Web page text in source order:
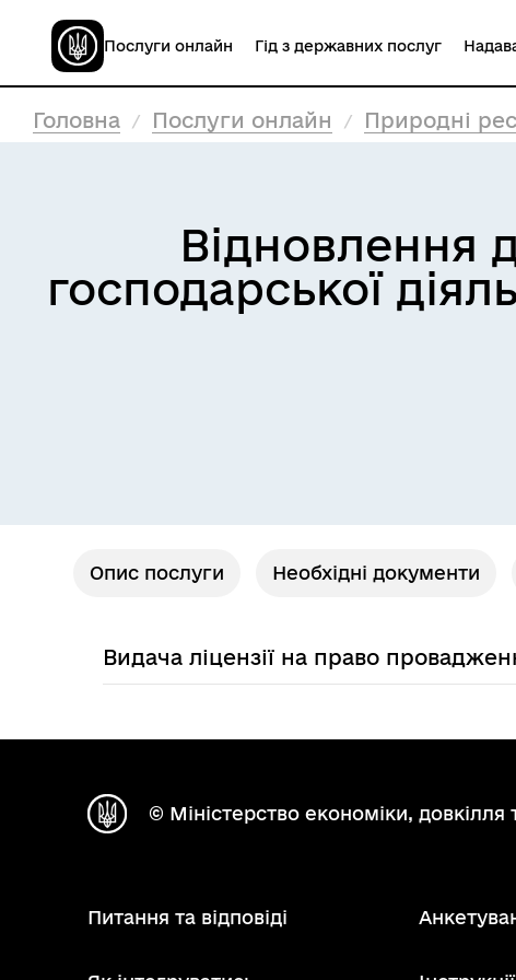
Послуги онлайн Гід з державних послуг
Головна Послуги онлайн Природні
Відновлення
господарської
Опис послуги Необхідні документи
Видача ліцензії на право
© Міністерство економіки, довкілля
Питання та відповіді